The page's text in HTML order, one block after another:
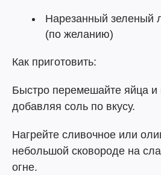
Нарезанный зеленый
(по желанию)
Как приготовить:
Быстро перемешайте яйца и
добавляя соль по вкусу.
Нагрейте сливочное или
небольшой сковороде на
огне.